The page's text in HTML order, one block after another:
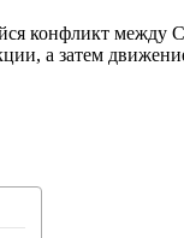
конфликт
а затем